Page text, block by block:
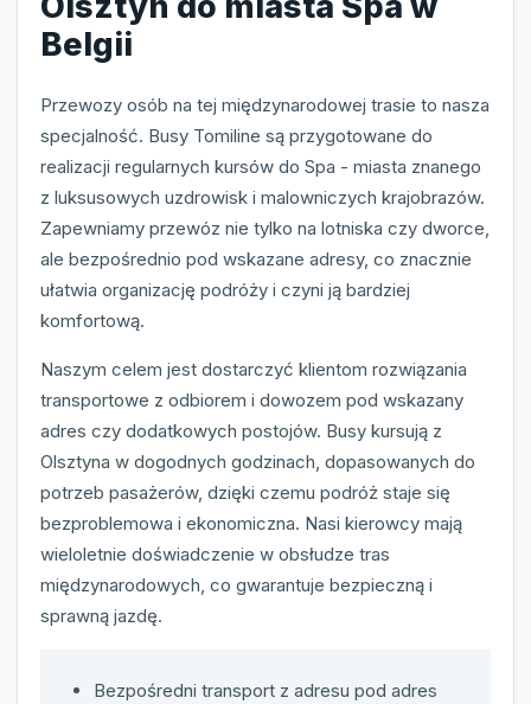
Belgii
Przewozy osób na tej międzynarodowej trasie to nasza
specjalność. Busy Tomiline są przygotowane do
realizacji regularnych kursów do Spa - miasta znanego
z luksusowych uzdrowisk i malowniczych krajobrazów.
Zapewniamy przewóz nie tylko na lotniska czy dworce,
ale bezpośrednio pod wskazane adresy, co znacznie
ułatwia organizację podróży i czyni ją bardziej
komfortową.
Naszym celem jest dostarczyć klientom rozwiązania
transportowe z odbiorem i dowozem pod wskazany
adres czy dodatkowych postojów. Busy kursują z
Olsztyna w dogodnych godzinach, dopasowanych do
potrzeb pasażerów, dzięki czemu podróż staje się
bezproblemowa i ekonomiczna. Nasi kierowcy mają
wieloletnie doświadczenie w obsłudze tras
międzynarodowych, co gwarantuje bezpieczną i
sprawną jazdę.
Bezpośredni transport z adresu pod adres